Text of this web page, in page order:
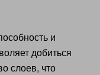
и
добиться
слоев, что